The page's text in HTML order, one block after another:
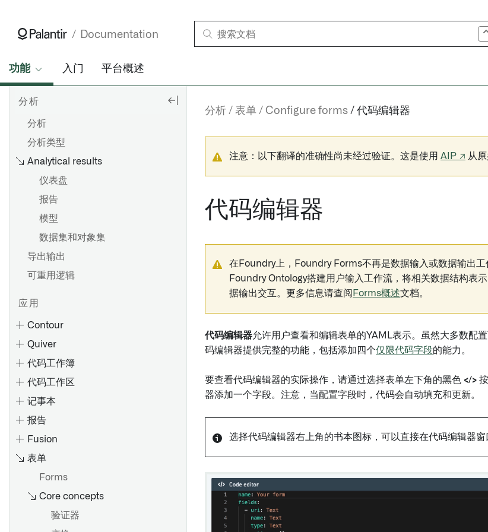
Documentation
功能 入门 平台概述
分析
分析
分析类型
Analytical results
仪表盘
报告
模型
数据集和对象集
导出输出
可重用逻辑
应用
Contour
创建路径
切换到聚合数据
分享和协作分析
分享结果
Quiver
数据模型
使用分析工具栏
使用画布模式
代码工作簿
概述
语言
代码工作区
记事本
嵌入微件
报告
将旧版 Foundry 报告转换为
Contour 或 Notepad
添加或更改报告标题
添加内容
Fusion
概述
查找和使用数据
表单
Forms
Core concepts
验证器
分析 表单 Configure forms 代码编辑器
注意：以下翻译的准确性尚未经过验证。这是使用 AIP ↗ 从
代码编辑器
在Foundry上，Foundry Forms不再是数据输入或数据输出工
Foundry Ontology搭建用户输入工作流，将相关数据结构表
据输出交互。更多信息请查阅 Forms概述文档。
代码编辑器允许用户查看和编辑表单的YAML表示。虽然大多数配
码编辑器提供完整的功能，包括添加四个仅限代码字段的能力。
要查看代码编辑器的实际操作，请通过选择表单左下角的黑色 </>
器添加一个字段。注意，当配置字段时，代码会自动填充和更新。
选择代码编辑器右上角的书本图标，可以直接在代码编辑器窗